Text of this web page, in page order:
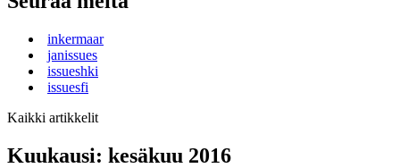
inkermaar
janissues
issueshki
issuesfi
Kaikki artikkelit
Kuukausi: kesäkuu 2016